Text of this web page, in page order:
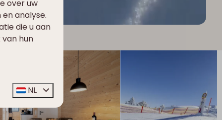
Unmute
over uw
analyse.
die u aan
hun
NL